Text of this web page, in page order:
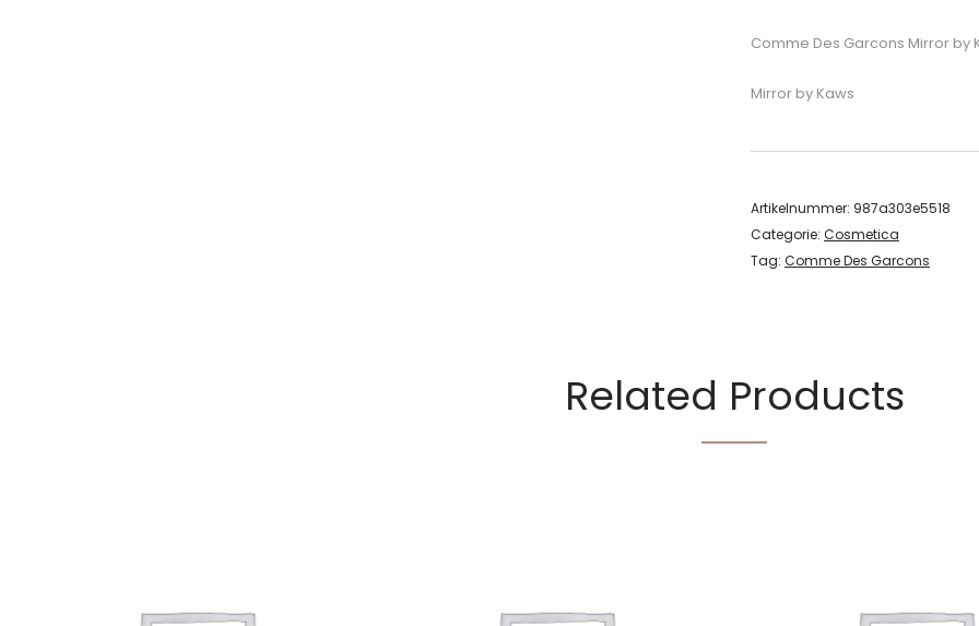
Comme Des Garcons Mirror by
Mirror by Kaws
Artikelnummer: 987a303e5518
Categorie: Cosmetica
Tag: Comme Des Garcons
Related Products